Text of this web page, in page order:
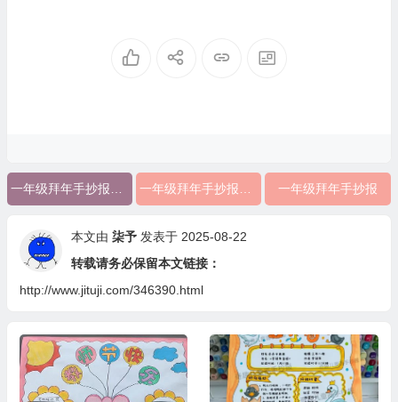
一年级拜年手抄报
本文由 柒予发表于 2025-08-22
转载请务必保留本文链接：
http://www.jituji.com/346390.html